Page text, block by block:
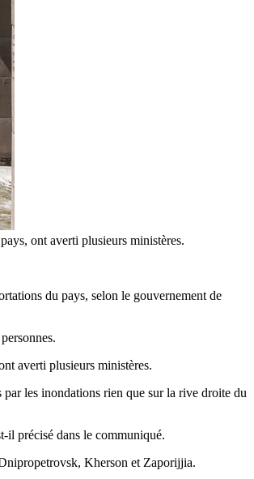
ont averti plusieurs ministères.
du pays, selon le gouvernement de
averti plusieurs ministères.
les inondations rien que sur la rive droite du
il précisé dans le communiqué.
Kherson et Zaporijjia.